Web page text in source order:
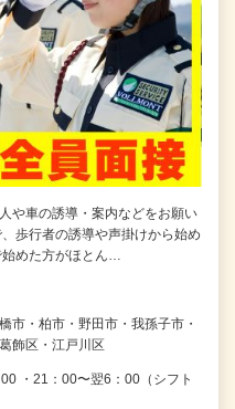
や車の誘導・案内などをお願い
歩行者の誘導や声掛けから始め
始めた方がほとん…
市・柏市・野田市・我孫子市・
飾区・江戸川区
・21：00〜翌6：00（シフト